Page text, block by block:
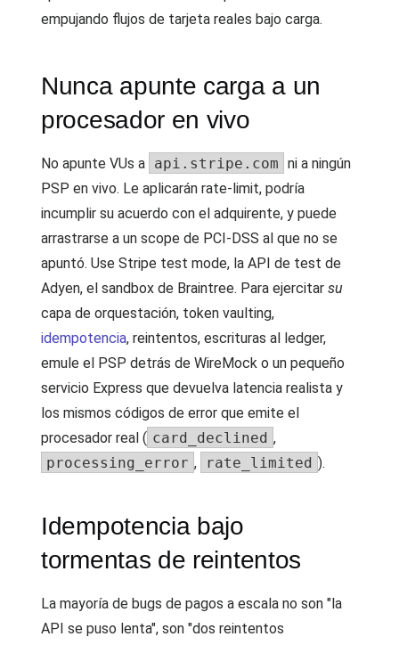
empujando flujos de tarjeta reales bajo carga.
Nunca apunte carga a un
procesador en vivo
No apunte VUs a api.stripe.com ni a ningún
PSP en vivo. Le aplicarán rate-limit, podría
incumplir su acuerdo con el adquirente, y puede
arrastrarse a un scope de PCI-DSS al que no se
apuntó. Use Stripe test mode, la API de test de
Adyen, el sandbox de Braintree. Para ejercitar su
capa de orquestación, token vaulting,
idempotencia, reintentos, escrituras al ledger,
emule el PSP detrás de WireMock o un pequeño
servicio Express que devuelva latencia realista y
los mismos códigos de error que emite el
procesador real ( card_declined ,
processing_error , rate_limited ).
Idempotencia bajo
tormentas de reintentos
La mayoría de bugs de pagos a escala no son "la
API se puso lenta", son "dos reintentos